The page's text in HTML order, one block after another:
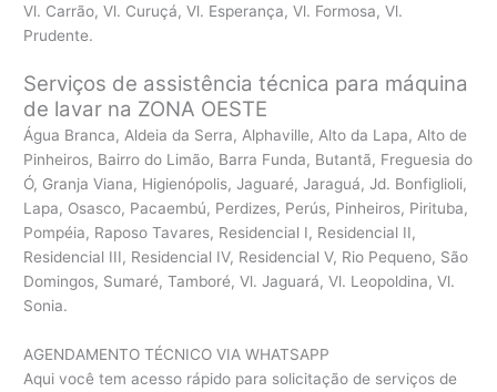
Vl. Carrão, Vl. Curuçá, Vl. Esperança, Vl. Formosa, Vl.
Prudente.
Serviços de assistência técnica para máquina
de lavar na ZONA OESTE
Água Branca, Aldeia da Serra, Alphaville, Alto da Lapa, Alto de
Pinheiros, Bairro do Limão, Barra Funda, Butantã, Freguesia do
Ó, Granja Viana, Higienópolis, Jaguaré, Jaraguá, Jd. Bonfiglioli,
Lapa, Osasco, Pacaembú, Perdizes, Perús, Pinheiros, Pirituba,
Pompéia, Raposo Tavares, Residencial I, Residencial II,
Residencial III, Residencial IV, Residencial V, Rio Pequeno, São
Domingos, Sumaré, Tamboré, Vl. Jaguará, Vl. Leopoldina, Vl.
Sonia.
AGENDAMENTO TÉCNICO VIA WHATSAPP
Aqui você tem acesso rápido para solicitação de serviços de